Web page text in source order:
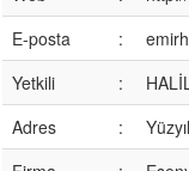
E-posta
:
Yetkili
:
Adres
: